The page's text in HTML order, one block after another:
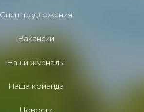
Спецпредложения
Вакансии
Наши журналы
Наша команда
Новости